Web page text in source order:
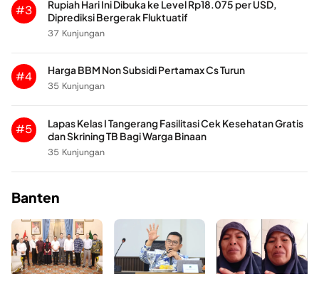
#3
Rupiah Hari Ini Dibuka ke Level Rp18.075 per USD,
Diprediksi Bergerak Fluktuatif
37 Kunjungan
#4
Harga BBM Non Subsidi Pertamax Cs Turun
35 Kunjungan
#5
Lapas Kelas I Tangerang Fasilitasi Cek Kesehatan Gratis
dan Skrining TB Bagi Warga Binaan
35 Kunjungan
Banten